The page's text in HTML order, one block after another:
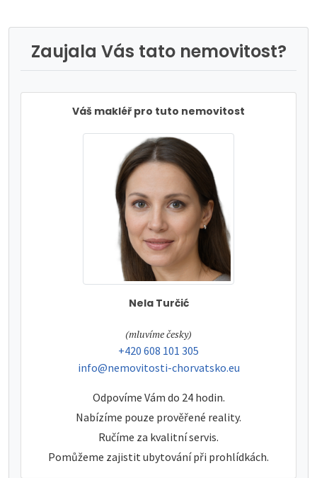
Zaujala Vás tato nemovitost?
Váš makléř pro tuto nemovitost
Nela Turčić
tel:
(mluvíme česky)
tel:
+420 608 101 305
e-mail:
info@nemovitosti-chorvatsko.eu
Odpovíme Vám do 24 hodin.
Nabízíme pouze prověřené reality.
Ručíme za kvalitní servis.
Pomůžeme zajistit ubytování při prohlídkách.